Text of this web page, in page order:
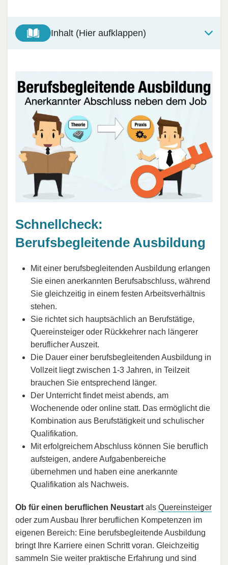
Inhalt (Hier aufklappen)
Schnellcheck:
Berufsbegleitende Ausbildung
Mit einer berufsbegleitenden Ausbildung erlangen
Sie einen anerkannten Berufsabschluss, während
Sie gleichzeitig in einem festen Arbeitsverhältnis
stehen.
Sie richtet sich hauptsächlich an Berufstätige,
Quereinsteiger oder Rückkehrer nach längerer
beruflicher Auszeit.
Die Dauer einer berufsbegleitenden Ausbildung in
Vollzeit liegt zwischen 1-3 Jahren, in Teilzeit
brauchen Sie entsprechend länger.
Der Unterricht findet meist abends, am
Wochenende oder online statt. Das ermöglicht die
Kombination aus Berufstätigkeit und schulischer
Qualifikation.
Mit erfolgreichem Abschluss können Sie beruflich
aufsteigen, andere Aufgabenbereiche
übernehmen und haben eine anerkannte
Qualifikation als Nachweis.
Ob für einen beruflichen Neustart als Quereinsteiger
oder zum Ausbau Ihrer beruflichen Kompetenzen im
eigenen Bereich: Eine berufsbegleitende Ausbildung
bringt Ihre Karriere einen Schritt voran. Gleichzeitig
sammeln Sie weiter praktische Erfahrung und sind